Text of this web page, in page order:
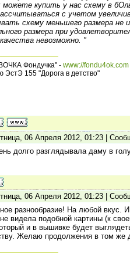
купить у нас схему в
с учетом
схему меньшего размера
размера при
невозможно. "
Фондучка" - www://fondu4ok.com
155 "Дорога в детство"
06 Апреля 2012, 01:23 |
долго разглядывала даму в
06 Апреля 2012, 01:23 |
разнообразие! На любой вкус.
не видела подобной картины (к
и в вышивке будет
Желаю продолжения в том же